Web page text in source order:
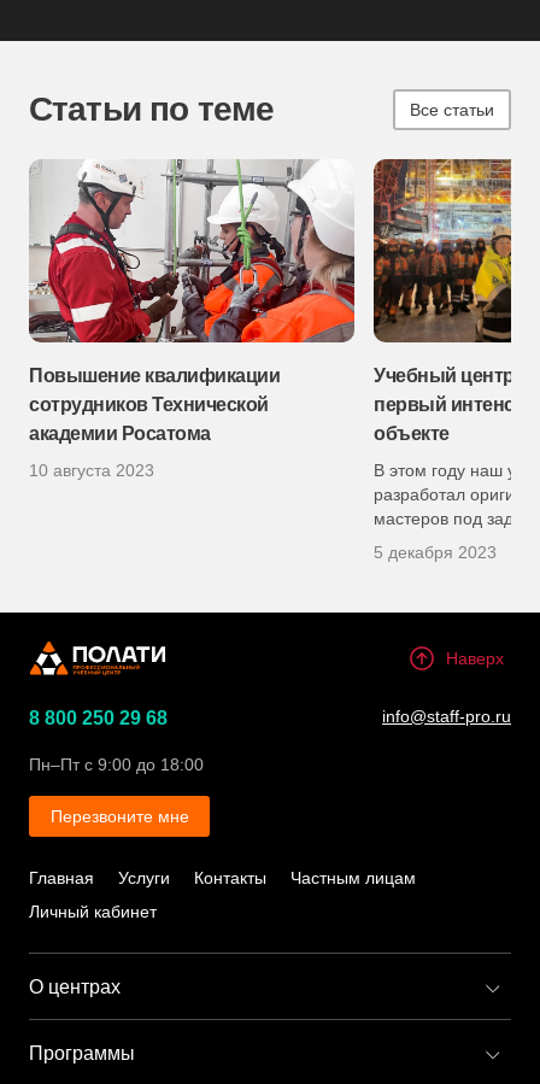
Статьи по теме Все статьи
Повышение квалификации
сотрудников Технической
академии Росатома
10 августа 2023
Учебный центр
первый
объекте
В этом году наш
разработал
мастеров под
5 декабря 2023
Полати Наверх
Главная Услуги Контакты
Частным лицам
Личный кабинет
8 800 250 29 68
Пн–Пт с 9:00 до 18:00
info@staff-pro.ru
Перезвоните мне
О центрах
Программы